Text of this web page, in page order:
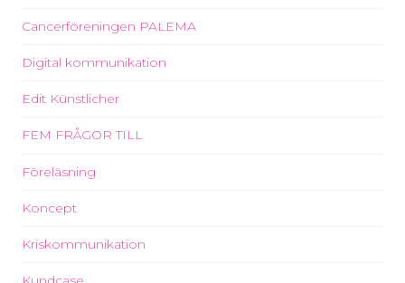
Cancerföreningen PALEMA
Digital kommunikation
Edit Künstlicher
FEM FRÅGOR TILL
Föreläsning
Koncept
Kriskommunikation